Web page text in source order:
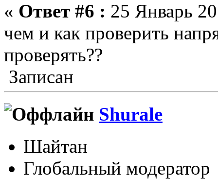
« Ответ #6 : 25 Январь
чем и как проверить
проверять??
Записан
Shurale
Шайтан
Глобальный модератор